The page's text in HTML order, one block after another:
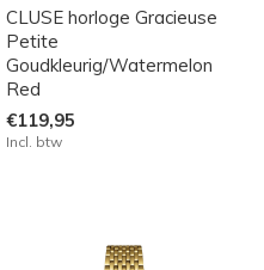
CLUSE horloge Gracieuse
Petite
Goudkleurig/Watermelon
Red
€119,95
Incl. btw